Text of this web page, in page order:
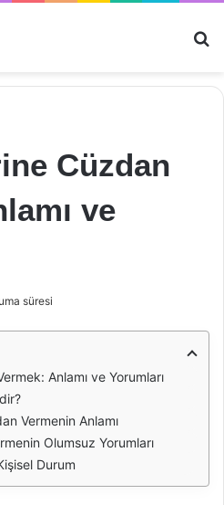
Cüzdan
ve
süresi
Anlamı ve Yorumları
Vermenin Anlamı
Olumsuz Yorumları
Durum